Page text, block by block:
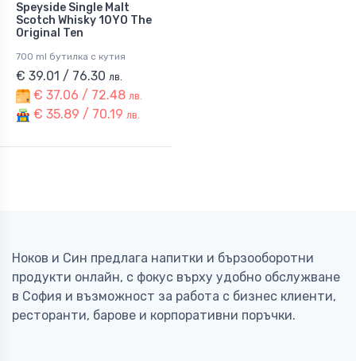
Speyside Single Malt
Scotch Whisky 10YO The
Original Ten
700 ml бутилка с кутия
€ 39.01 / 76.30 лв.
€ 37.06 / 72.48 лв.
€ 35.89 / 70.19 лв.
Ноков и Син предлага напитки и бързооборотни
продукти онлайн, с фокус върху удобно обслужване
в София и възможност за работа с бизнес клиенти,
ресторанти, барове и корпоративни поръчки.